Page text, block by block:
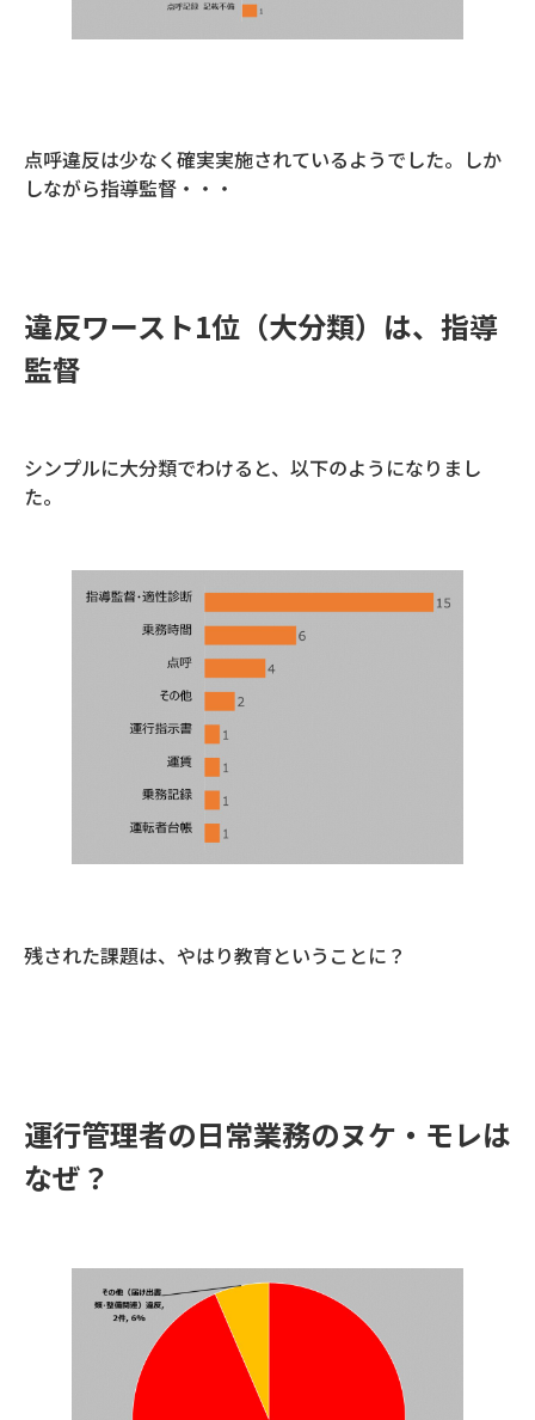
点呼違反は少なく確実実施されているようでした。しか
しながら指導監督・・・
違反ワースト1位（大分類）は、指導
監督
シンプルに大分類でわけると、以下のようになりまし
た。
残された課題は、やはり教育ということに？
運行管理者の日常業務のヌケ・モレは
なぜ？